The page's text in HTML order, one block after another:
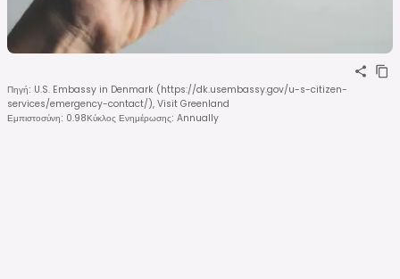
Πηγή: U.S. Embassy in Denmark (https://dk.usembassy.gov/u-s-citizen-
services/emergency-contact/), Visit Greenland
Εμπιστοσύνη: 0.98Κύκλος Ενημέρωσης: Annually